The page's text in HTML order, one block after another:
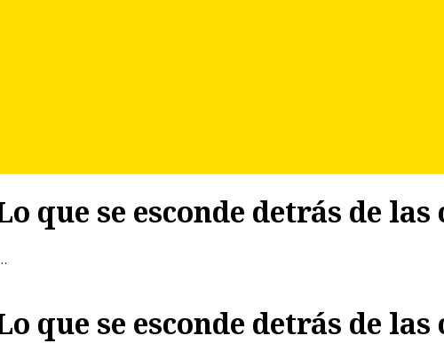
que se esconde detrás de las
que se esconde detrás de las